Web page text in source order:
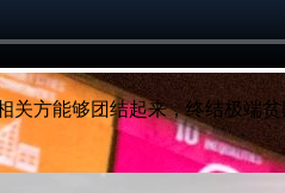
方能够团结起来，终结极端